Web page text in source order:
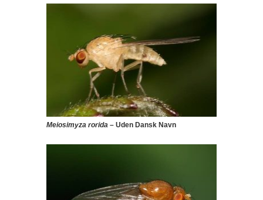
Meiosimyza rorida – Uden Dansk Navn